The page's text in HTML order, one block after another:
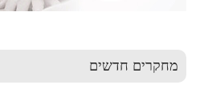
מחקרים חדשים